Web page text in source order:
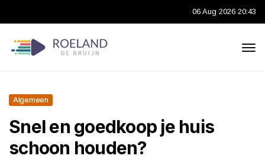
06 Aug 2026 20:43
Algemeen
Snel en goedkoop je huis
schoon houden?